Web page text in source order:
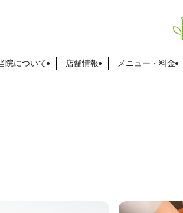
院について 店舗情報 メニュー・料金